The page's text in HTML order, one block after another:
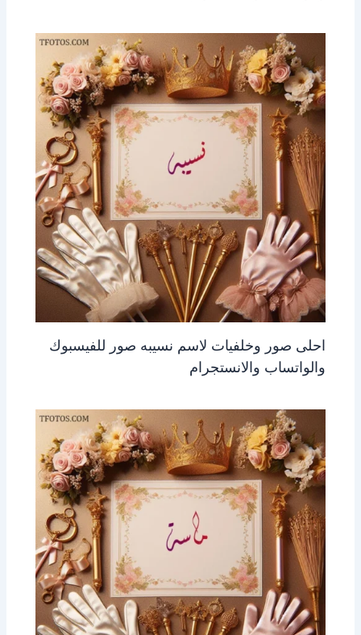
احلى صور وخلفيات لاسم نسيبه صور للفيسبوك
والواتساب والانستجرام